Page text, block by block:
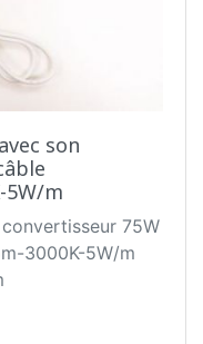
son
5W/m
75W
3000K-5W/m